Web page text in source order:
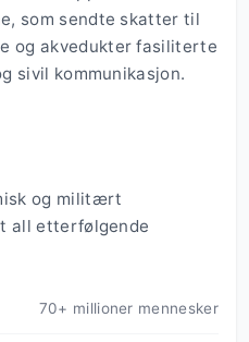
som sendte skatter til
og akvedukter fasiliterte
sivil kommunikasjon.
og militært
all etterfølgende
70+ millioner mennesker